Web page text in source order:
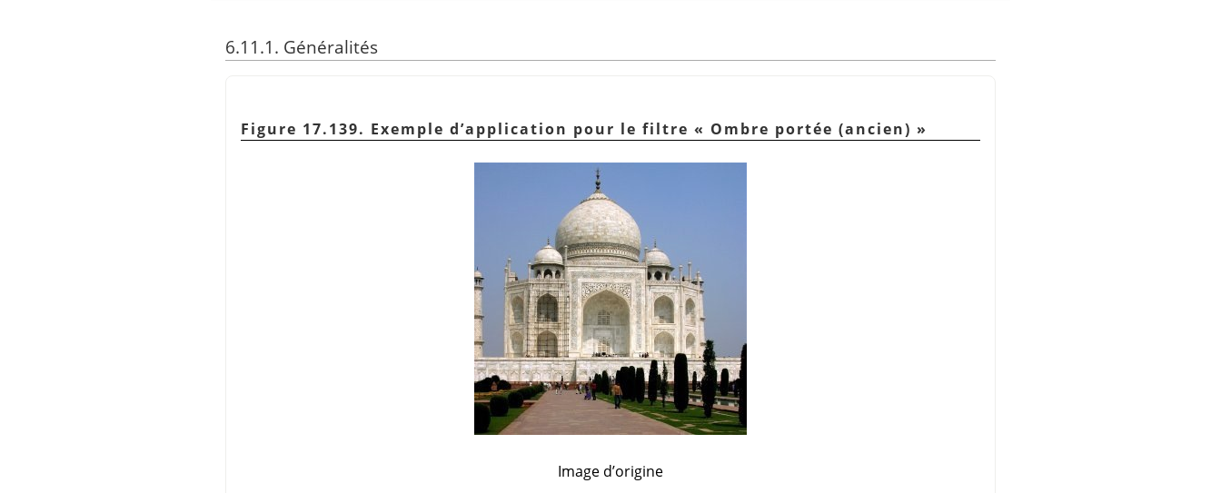
6.11.1. Généralités
Figure 17.139. Exemple d’application pour le filtre « Ombre portée (ancien) »
Image d’origine